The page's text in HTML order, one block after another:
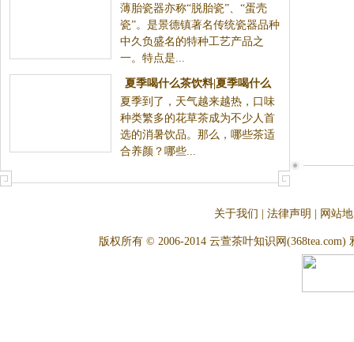
薄胎瓷器亦称“脱胎瓷”、“蛋壳
瓷”。是景德镇著名传统瓷器品种
中久负盛名的特种工艺产品之
一。特点是...
夏季喝什么茶饮料|夏季喝什么
茶饮料最好
夏季到了，天气越来越热，口味
种类繁多的花草茶成为不少人首
选的消暑饮品。那么，哪些茶适
合养颜？哪些...
关于我们 法律声明 网站
版权所有 © 2006-2014 云萱茶叶知识网